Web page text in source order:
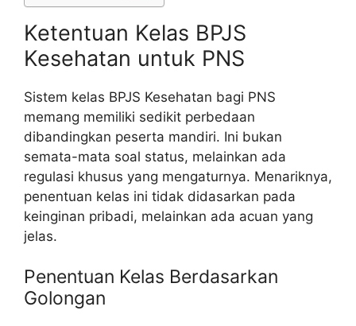
Ketentuan Kelas BPJS
Kesehatan untuk PNS
Sistem kelas BPJS Kesehatan bagi PNS
memang memiliki sedikit perbedaan
dibandingkan peserta mandiri. Ini bukan
semata-mata soal status, melainkan ada
regulasi khusus yang mengaturnya. Menariknya,
penentuan kelas ini tidak didasarkan pada
keinginan pribadi, melainkan ada acuan yang
jelas.
Penentuan Kelas Berdasarkan
Golongan